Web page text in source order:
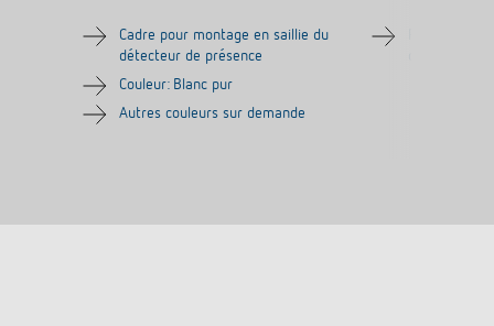
Cadre pour montage en saillie du
détecteur de présence
Couleur: Blanc pur
Autres couleurs sur demande